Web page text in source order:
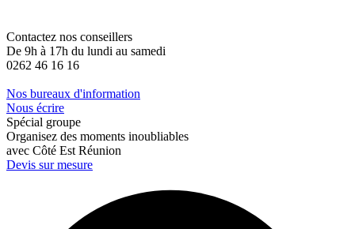
Contactez nos conseillers
De 9h à 17h du lundi au samedi
0262 46 16 16
Nos bureaux d'information
Nous écrire
Spécial groupe
Organisez des moments inoubliables
avec Côté Est Réunion
Devis sur mesure